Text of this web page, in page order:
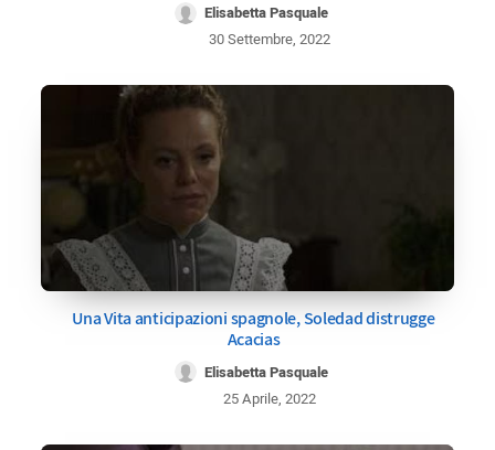
Elisabetta Pasquale
30 Settembre, 2022
Una Vita anticipazioni spagnole, Soledad distrugge
Acacias
Elisabetta Pasquale
25 Aprile, 2022